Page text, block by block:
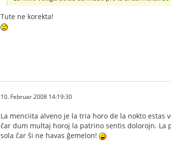
Tute ne korekta!
10. Februar 2008 14:19:30
La menciita alveno je la tria horo de la nokto
ĉar dum multaj horoj la patrino sentis dolorojn. La
sola ĉar ŝi ne havas ĝemelon!